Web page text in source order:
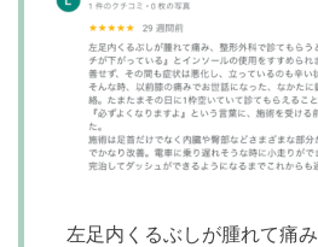
左足内くるぶしが腫れて痛